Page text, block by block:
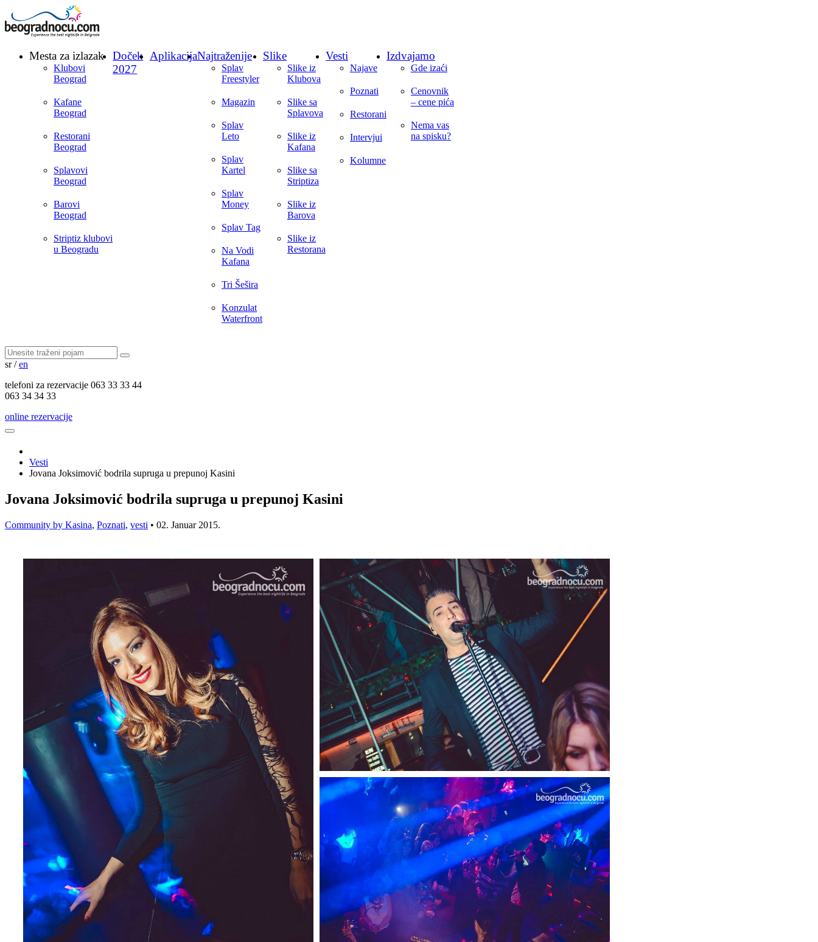
Mesta za izlazak
Klubovi
Beograd
Kafane
Beograd
Restorani
Beograd
Splavovi
Beograd
Barovi
Beograd
Striptiz klubovi
u Beogradu
Doček
2027
AplikacijaNajtraženije
Splav
Freestyler
Magazin
Splav
Leto
Splav
Kartel
Splav
Money
Splav Tag
Na Vodi
Kafana
Tri Šešira
Konzulat
Waterfront
Slike
Slike iz
Klubova
Slike sa
Splavova
Slike iz
Kafana
Slike sa
Striptiza
Slike iz
Barova
Slike iz
Restorana
Vesti
Najave
Poznati
Restorani
Intervjui
Kolumne
Izdvajamo
Gde izaći
Cenovnik
– cene pića
Nema vas
na spisku?
sr / en
telefoni za rezervacije 063 33 33 44
063 34 34 33
online rezervacije
Vesti
Jovana Joksimović bodrila supruga u prepunoj Kasini
Jovana Joksimović bodrila supruga u prepunoj Kasini
Community by Kasina, Poznati, vesti • 02. Januar 2015.